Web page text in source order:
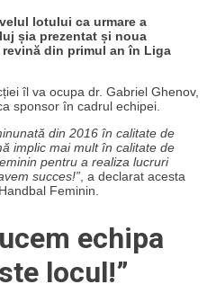
lotului ca urmare a
șia prezentat și noua
din primul an în Liga
îl va ocupa dr. Gabriel Ghenov,
sponsor în cadrul echipei.
din 2016 în calitate de
implic mai mult în calitate de
pentru a realiza lucruri
succes!” , a declarat acesta
Feminin.
echipa
locul!”